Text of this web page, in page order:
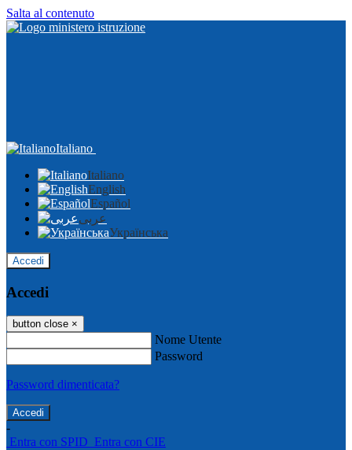
Salta al contenuto
Italiano
Italiano
English
Español
عربى
Українська
Accedi
Accedi
button close ×
Nome Utente
Password
Password dimenticata?
-
Entra con SPID Entra con CIE